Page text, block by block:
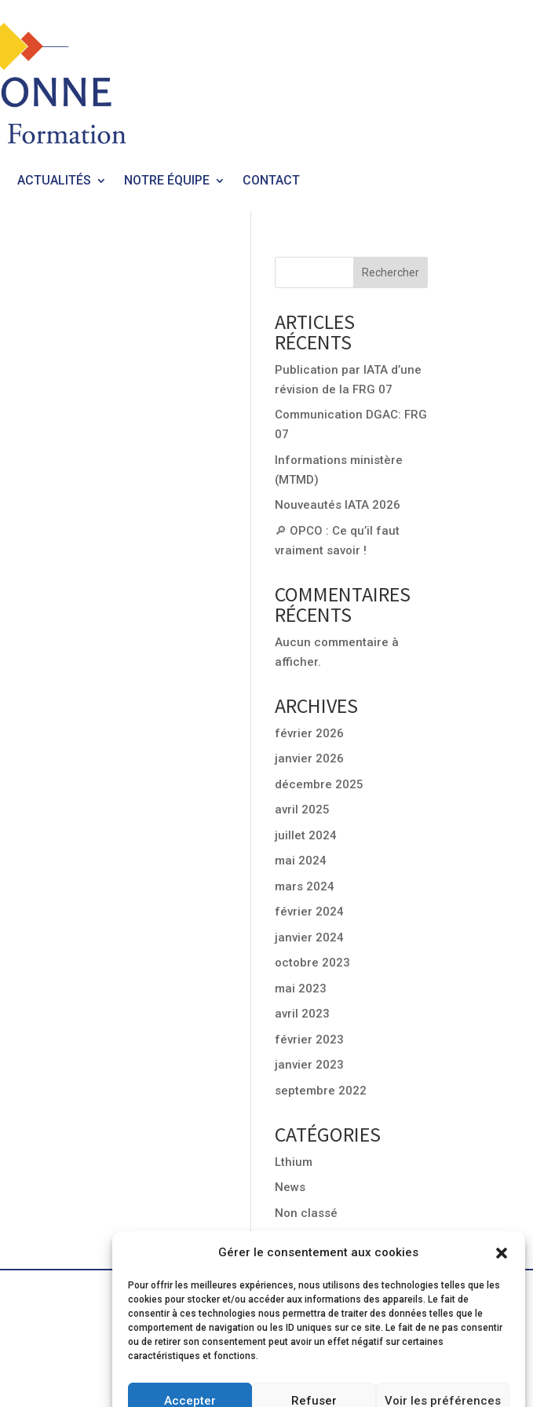
Gérer le consentement aux cookies
Pour offrir les meilleures expériences, nous utilisons des technologies telles que les
cookies pour stocker et/ou accéder aux informations des appareils. Le fait de
consentir à ces technologies nous permettra de traiter des données telles que le
comportement de navigation ou les ID uniques sur ce site. Le fait de ne pas consentir
ou de retirer son consentement peut avoir un effet négatif sur certaines
caractéristiques et fonctions.
Accepter Refuser Voir les préférences
ACTUALITÉS NOTRE ÉQUIPE CONTACT
Rechercher
ARTICLES
RÉCENTS
Publication par IATA d’une
révision de la FRG 07
Communication DGAC: FRG
07
Informations ministère
(MTMD)
Nouveautés IATA 2026
🔎 OPCO : Ce qu’il faut
vraiment savoir !
COMMENTAIRES
RÉCENTS
Aucun commentaire à
afficher.
ARCHIVES
février 2026
janvier 2026
décembre 2025
avril 2025
juillet 2024
mai 2024
mars 2024
février 2024
janvier 2024
octobre 2023
mai 2023
avril 2023
février 2023
janvier 2023
septembre 2022
CATÉGORIES
Lthium
News
Non classé
Inscrivez-vous à notre newsletter